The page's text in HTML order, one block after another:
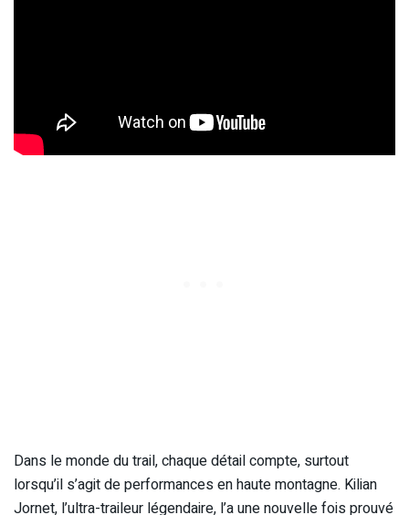
Dans le monde du trail, chaque détail compte, surtout
lorsqu’il s’agit de performances en haute montagne. Kilian
Jornet, l’ultra-traileur légendaire, l’a une nouvelle fois prouvé